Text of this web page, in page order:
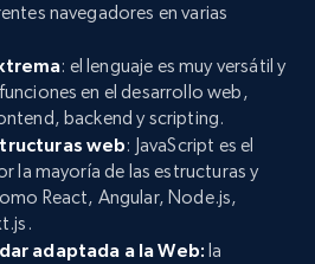
navegadores en varias
: el lenguaje es muy versátil y
en el desarrollo web,
backend y scripting.
web: JavaScript es el
la mayoría de las estructuras y
React, Angular, Node.js,
adaptada a la Web: la